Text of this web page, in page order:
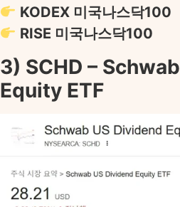
KODEX 미국나스닥100
RISE 미국나스닥100
3) SCHD –
Equity ETF